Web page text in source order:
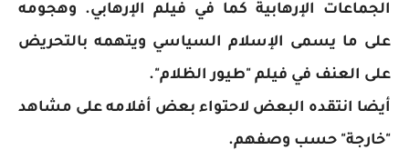
الجماعات الإرهابية كما في فيلم الإرهابي. وهجومه
على ما يسمى الإسلام السياسي ويتهمه بالتحريض
على العنف في فيلم "طيور الظلام".
أيضا انتقده البعض لاحتواء بعض أفلامه على مشاهد
"خارجة" حسب وصفهم.